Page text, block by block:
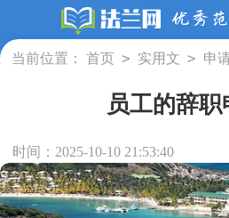
当前位置： 首页 > 实用文 > 申
员工的辞
时间：2025-10-10 21:53:40